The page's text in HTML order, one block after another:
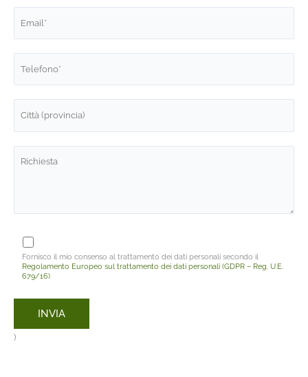
Fornisco il mio consenso al trattamento dei dati personali secondo il
Regolamento Europeo sul trattamento dei dati personali (GDPR – Reg. U.E.
679/16)
)